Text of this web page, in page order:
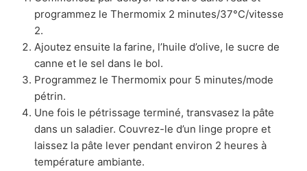
programmez le Thermomix 2 minutes/37°C/vitesse
2.
Ajoutez ensuite la farine, l’huile d’olive, le sucre de
canne et le sel dans le bol.
Programmez le Thermomix pour 5 minutes/mode
pétrin.
Une fois le pétrissage terminé, transvasez la pâte
dans un saladier. Couvrez-le d’un linge propre et
laissez la pâte lever pendant environ 2 heures à
température ambiante.